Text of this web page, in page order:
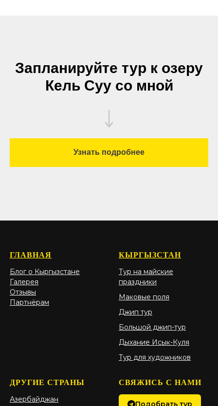
Запланируйте тур к озеру
Кель Суу со мной
Узнать подробнее
ГЛАВНАЯ
Блог о Кыргызстане
Галерея
Отзывы
Партнёрам
КЫРГЫЗСТАН
Тур на майские
праздники
Маковые поля
Джип тур
Большой джип-тур
Дыхание Исык-Куля
Тур для художников
ДРУГИЕ СТРАНЫ
Азербайджан
СВЯЖИСЬ С НАМИ
Подобрать тур